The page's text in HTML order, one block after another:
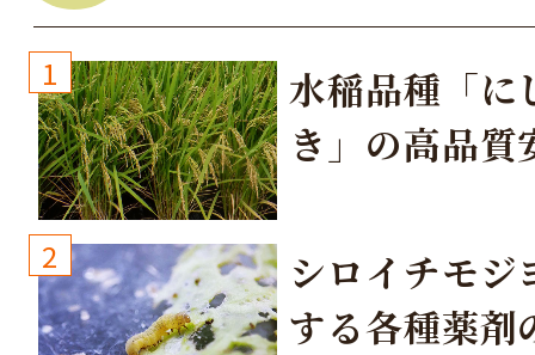
1
水稲品種「に
き」の高品質
2
シロイチモジ
する各種薬剤